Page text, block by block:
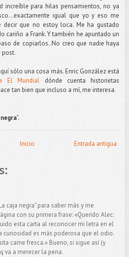
increíble para hilas pensamientos, no ya
igual que yo y eso me
decir que no estoy loca. Me ha gustado
cariño a Frank. Y también he apuntado un
de copiarlos..No creo que nadie haya
post.
sólo una cosa más. Enric González está
El Mundial dónde cuenta historietas
tan bien que incluso a mí, me interesa.
”.
Entrada antigua
Inicio
caja negra" para saber más y me
con su primera frase: «Querido Alec:
esta carta al reconocer mi letra en el
curiosidad es más poderosa que el odio.
carne fresca.» Bueno, si sigue así (y
va a merecer la pena.